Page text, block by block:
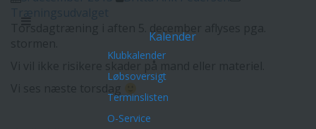
Kalender
Klubkalender
Løbsoversigt
Terminslisten
O-Service